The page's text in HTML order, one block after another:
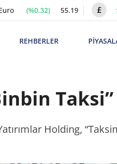
(%0.32) 55.19
REHBERLER
Holding,